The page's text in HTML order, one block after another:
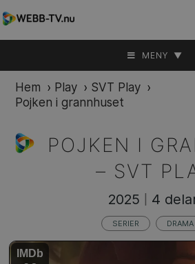
MENY ▼
Hem › Play › SVT Play ›
Pojken i grannhuset
POJKEN I
– SVT
2025 4
SERIER DRAMA
IMDb